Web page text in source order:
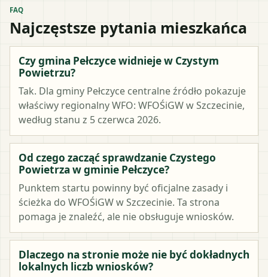
FAQ
Najczęstsze pytania mieszkańca
Czy gmina Pełczyce widnieje w Czystym
Powietrzu?
Tak. Dla gminy Pełczyce centralne źródło pokazuje
właściwy regionalny WFO: WFOŚiGW w Szczecinie,
według stanu z 5 czerwca 2026.
Od czego zacząć sprawdzanie Czystego
Powietrza w gminie Pełczyce?
Punktem startu powinny być oficjalne zasady i
ścieżka do WFOŚiGW w Szczecinie. Ta strona
pomaga je znaleźć, ale nie obsługuje wniosków.
Dlaczego na stronie może nie być dokładnych
lokalnych liczb wniosków?